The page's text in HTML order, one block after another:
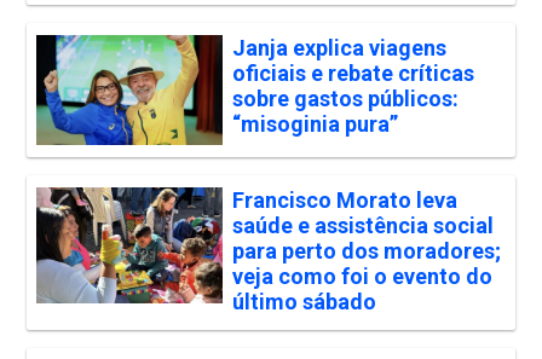
Janja explica viagens
oficiais e rebate críticas
sobre gastos públicos:
“misoginia pura”
Francisco Morato leva
saúde e assistência social
para perto dos moradores;
veja como foi o evento do
último sábado